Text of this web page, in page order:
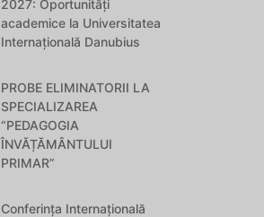
2027: Oportunități
academice la Universitatea
Internațională Danubius
PROBE ELIMINATORII LA
SPECIALIZAREA
“PEDAGOGIA
ÎNVĂȚĂMÂNTULUI
PRIMAR”
Conferința Internațională